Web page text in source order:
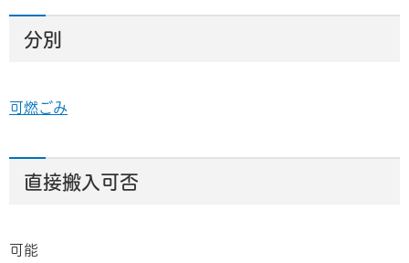
分別
可燃ごみ
直接搬入可否
可能